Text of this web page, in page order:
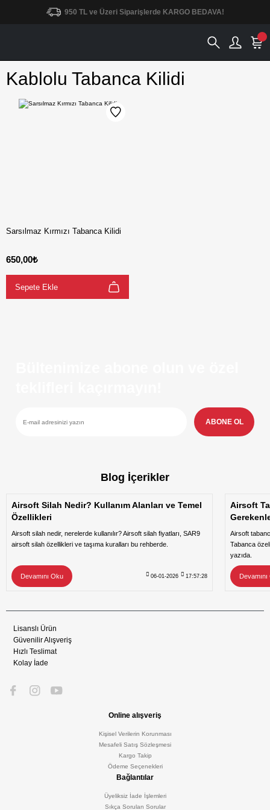
950 TL ve Üzeri Siparişlerde KARGO BEDAVA!
Kablolu Tabanca Kilidi
Sarsılmaz Kırmızı Tabanca Kilidi
650,00₺
Sepete Ekle
ABONE OL
Blog İçerikler
Airsoft Silah Nedir? Kullanım Alanları ve Temel
Özellikleri
Airsoft silah nedir, nerelerde kullanılır? Airsoft silah fiyatları, SAR9
airsoft silah özellikleri ve taşıma kuralları bu rehberde.
Devamını Oku 06-01-2026 17:57:28
Airsoft
Airsoft
Tabanca
yazıda.
Lisanslı Ürün
Güvenilir Alışveriş
Hızlı Teslimat
Kolay İade
Online alışveriş
Kişisel Verilerin Korunması
Mesafeli Satış Sözleşmesi
Kargo Takip
Ödeme Seçenekleri
Bağlantılar
Üyeliksiz İade İşlemleri
Sıkça Sorulan Sorular